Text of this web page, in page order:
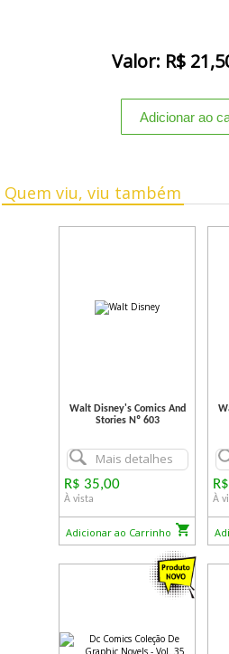
Valor: R$
Quem viu, viu também
Walt Disney's Comics And
Stories Nº 603
Mais detalhes
R$ 35,00
À vista
Adicionar ao Carrinho
À